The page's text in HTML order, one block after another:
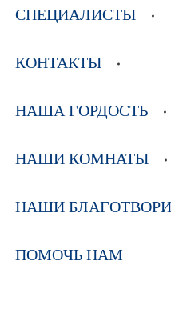
СПЕЦИАЛИСТЫ
КОНТАКТЫ
НАША ГОРДОСТЬ
НАШИ КОМНАТЫ
НАШИ
ПОМОЧЬ НАМ